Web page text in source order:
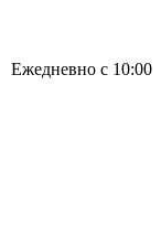
Ежедневно с 10:00